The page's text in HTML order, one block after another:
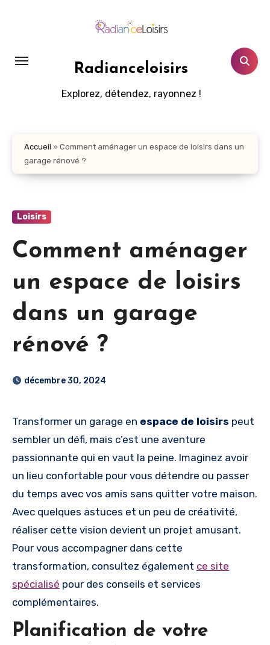
principal
Radianceloisirs
Explorez, détendez, rayonnez !
Accueil » Comment aménager un espace de loisirs dans un
garage rénové ?
Loisirs
Comment aménager
un espace de loisirs
dans un garage
rénové ?
décembre 30, 2024
Transformer un garage en espace de loisirs peut
sembler un défi, mais c’est une aventure
passionnante qui en vaut la peine. Imaginez avoir
un lieu confortable pour vous détendre ou passer
du temps avec vos amis sans quitter votre maison.
Avec quelques astuces et un peu de créativité,
réaliser cette vision devient un projet amusant.
Pour vous accompagner dans cette
transformation, consultez également ce site
spécialisé pour des conseils et services
complémentaires.
Planification de votre